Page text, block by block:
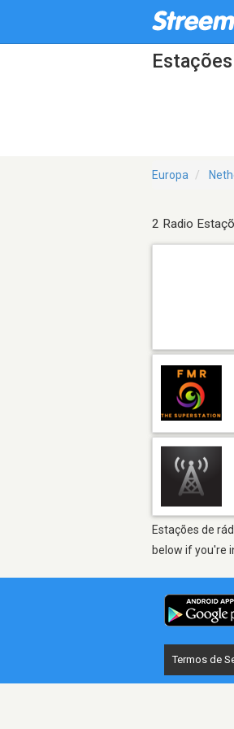
Europa
2 Radio
Estações de
below if you're
Termos de